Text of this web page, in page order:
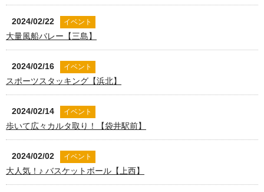
2024/02/22 イベント
大量風船バレー【三島】
2024/02/16 イベント
スポーツスタッキング【浜北】
2024/02/14 イベント
歩いて広々カルタ取り！【袋井駅前】
2024/02/02 イベント
大人気！♪ バスケットボール【上西】